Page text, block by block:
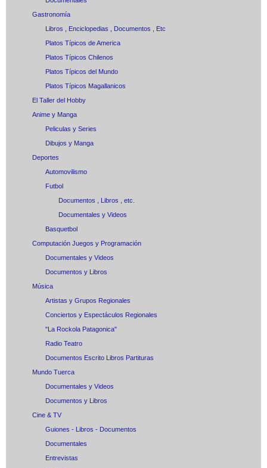
Gastronomía
Libros , Enciclopedias , Documentos , Etc
Platos Típicos de America
Platos Típicos Chilenos
Platos Típicos del Mundo
Platos Típicos Magallanicos
El Taller del Hobby
Anime y Manga
Peliculas y Series
Dibujos y Manga
Deportes
Automovilismo
Futbol
Documentos , Libros , etc.
Documentales y Videos
Basquetbol
Computación Juegos y Programación
Documentales y Videos
Documentos y Libros
Música
Artistas y Grupos Regionales
Conciertos y Espectáculos Regionales
"La Rockola Patagonica"
Radio Teatro
Documentos Escrito Libros Partituras
Mundo Tuerca
Documentales y Videos
Documentos y Libros
Cine & TV
Guiones - Libros - Documentos
Documentales
Entrevistas